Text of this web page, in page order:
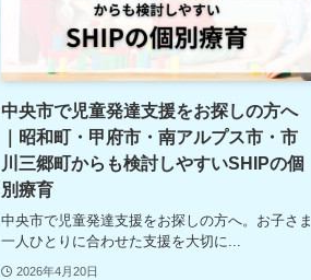
中央市で児童発達支援をお探しの方へ
｜昭和町・甲府市・南アルプス市・市
川三郷町からも検討しやすいSHIPの個
別療育
中央市で児童発達支援をお探しの方へ。お子さま
一人ひとりに合わせた支援を大切に...
2026年4月20日